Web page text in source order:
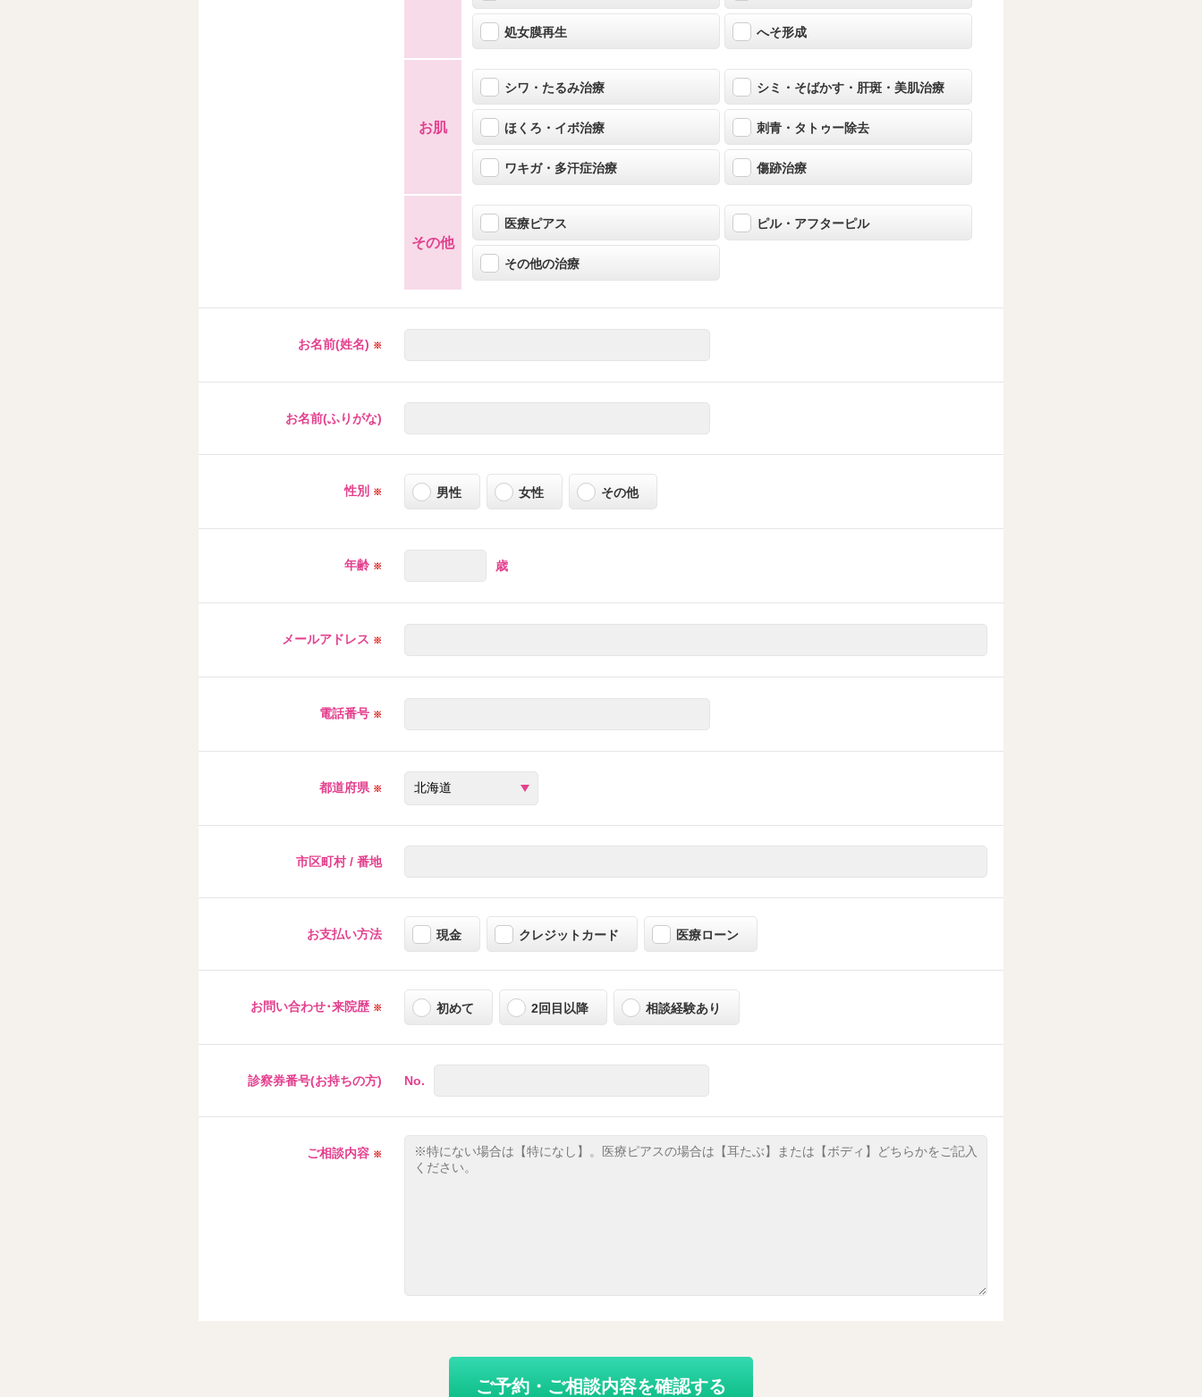
処女膜再生 へそ形成
お肌
シワ・たるみ治療 シミ・そばかす・肝斑・美肌治療
ほくろ・イボ治療 刺青・タトゥー除去
ワキガ・多汗症治療 傷跡治療
その他
医療ピアス ピル・アフターピル
その他の治療
お名前(姓名) ※
お名前(ふりがな)
性別 ※ 男性 女性 その他
年齢 ※ 歳
メールアドレス ※
電話番号 ※
都道府県 ※
市区町村 / 番地
お支払い方法 現金 クレジットカード 医療ローン
お問い合わせ･来院歴 ※ 初めて 2回目以降 相談経験あり
診察券番号(お持ちの方) No.
ご相談内容 ※